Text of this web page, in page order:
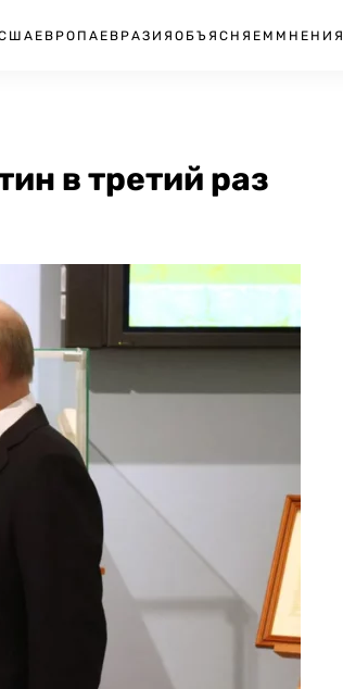
ЕВРОПА ЕВРАЗИЯ ОБЪЯСНЯЕМ МНЕНИЯ
в третий раз